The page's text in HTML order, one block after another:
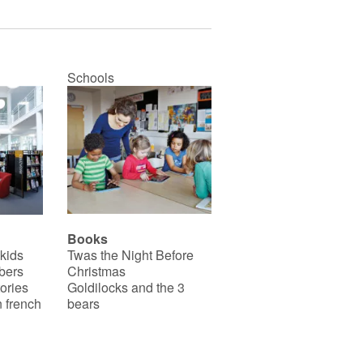
Schools
french
Books
Twas the Night Before
Christmas
Goldilocks and the 3
bears